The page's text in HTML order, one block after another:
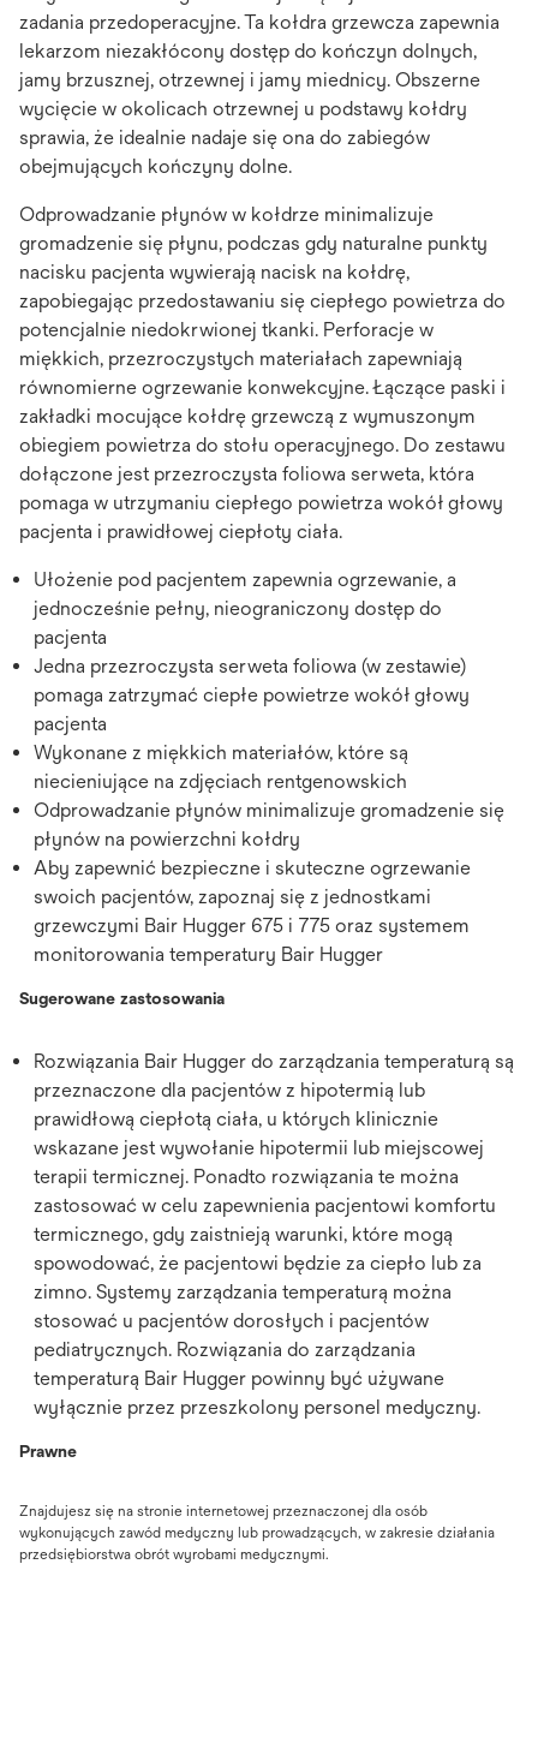
zadania przedoperacyjne. Ta kołdra grzewcza zapewnia
lekarzom niezakłócony dostęp do kończyn dolnych,
jamy brzusznej, otrzewnej i jamy miednicy. Obszerne
wycięcie w okolicach otrzewnej u podstawy kołdry
sprawia, że idealnie nadaje się ona do zabiegów
obejmujących kończyny dolne.
Odprowadzanie płynów w kołdrze minimalizuje
gromadzenie się płynu, podczas gdy naturalne punkty
nacisku pacjenta wywierają nacisk na kołdrę,
zapobiegając przedostawaniu się ciepłego powietrza do
potencjalnie niedokrwionej tkanki. Perforacje w
miękkich, przezroczystych materiałach zapewniają
równomierne ogrzewanie konwekcyjne. Łączące paski i
zakładki mocujące kołdrę grzewczą z wymuszonym
obiegiem powietrza do stołu operacyjnego. Do zestawu
dołączone jest przezroczysta foliowa serweta, która
pomaga w utrzymaniu ciepłego powietrza wokół głowy
pacjenta i prawidłowej ciepłoty ciała.
Ułożenie pod pacjentem zapewnia ogrzewanie, a
jednocześnie pełny, nieograniczony dostęp do
pacjenta
Jedna przezroczysta serweta foliowa (w zestawie)
pomaga zatrzymać ciepłe powietrze wokół głowy
pacjenta
Wykonane z miękkich materiałów, które są
niecieniujące na zdjęciach rentgenowskich
Odprowadzanie płynów minimalizuje gromadzenie się
płynów na powierzchni kołdry
Aby zapewnić bezpieczne i skuteczne ogrzewanie
swoich pacjentów, zapoznaj się z jednostkami
grzewczymi Bair Hugger 675 i 775 oraz systemem
monitorowania temperatury Bair Hugger
Sugerowane zastosowania
Rozwiązania Bair Hugger do zarządzania temperaturą są
przeznaczone dla pacjentów z hipotermią lub
prawidłową ciepłotą ciała, u których klinicznie
wskazane jest wywołanie hipotermii lub miejscowej
terapii termicznej. Ponadto rozwiązania te można
zastosować w celu zapewnienia pacjentowi komfortu
termicznego, gdy zaistnieją warunki, które mogą
spowodować, że pacjentowi będzie za ciepło lub za
zimno. Systemy zarządzania temperaturą można
stosować u pacjentów dorosłych i pacjentów
pediatrycznych. Rozwiązania do zarządzania
temperaturą Bair Hugger powinny być używane
wyłącznie przez przeszkolony personel medyczny.
Prawne
Znajdujesz się na stronie internetowej przeznaczonej dla osób
wykonujących zawód medyczny lub prowadzących, w zakresie działania
przedsiębiorstwa obrót wyrobami medycznymi.